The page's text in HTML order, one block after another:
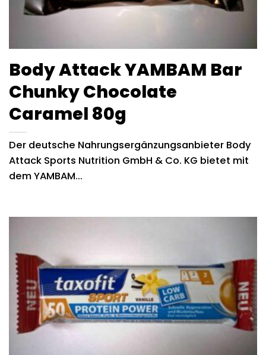
Body Attack YAMBAM Bar
Chunky Chocolate
Caramel 80g
Der deutsche Nahrungsergänzungsanbieter Body
Attack Sports Nutrition GmbH & Co. KG bietet mit
dem YAMBAM...